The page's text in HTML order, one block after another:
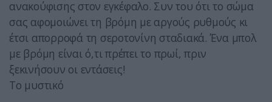
ανακούφισης στον εγκέφαλο. Συν του ότι το σώμα
σας αφομοιώνει τη βρόμη με αργούς ρυθμούς κι
έτσι απορροφά τη σεροτονίνη σταδιακά. Ένα μπολ
με βρόμη είναι ό,τι πρέπει το πρωί, πριν
ξεκινήσουν οι εντάσεις!
Το μυστικό